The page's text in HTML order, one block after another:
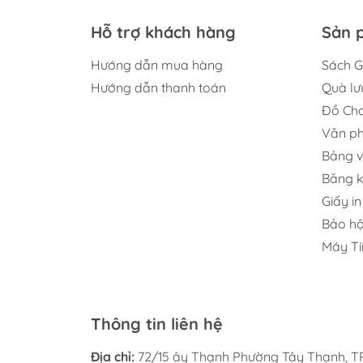
Hỗ trợ khách hàng
Hướng dẫn mua hàng
Hướng dẫn thanh toán
Sản
Sách
Quà
Đồ
Văn
Bảng
Băng
Giấy in
Bảo
Máy
Thông tin liên hệ
Địa chỉ: 72/15 ây Thạnh Phường Tây Thạnh,